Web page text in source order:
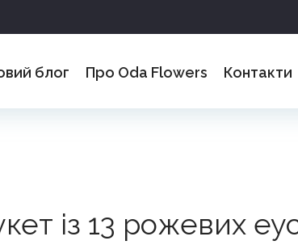
блог Про Oda Flowers Контакти
із 13 рожевих
Ми з`вяжемося з Вами